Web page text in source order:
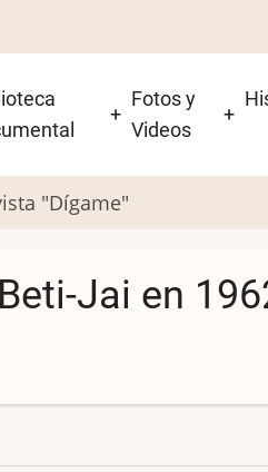
Fotos y
Videos
"Dígame"
Jai en